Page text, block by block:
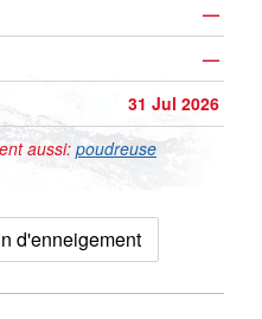
—
—
31 Jul 2026
aussi:poudreuse
d'enneigement